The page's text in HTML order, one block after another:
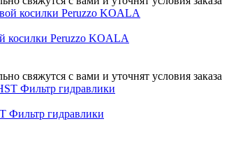
косилки Peruzzo KOALA
свяжутся с вами и уточнят условия заказа
Фильтр гидравлики